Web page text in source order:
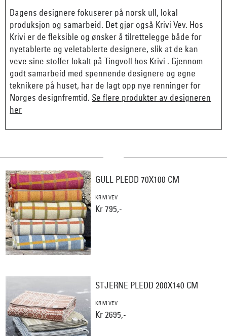
Dagens designere fokuserer på norsk ull, lokal
produksjon og samarbeid. Det gjør også Krivi Vev. Hos
Krivi er de fleksible og ønsker å tilrettelegge både for
nyetablerte og veletablerte designere, slik at de kan
veve sine stoffer lokalt på Tingvoll hos Krivi . Gjennom
godt samarbeid med spennende designere og egne
teknikere på huset, har de lagt opp nye renninger for
Norges designfremtid. Se flere produkter av designeren
her
GULL PLEDD 70X100 CM
KRIVI VEV
Kr 795,-
STJERNE PLEDD 200X140 CM
KRIVI VEV
Kr 2695,-